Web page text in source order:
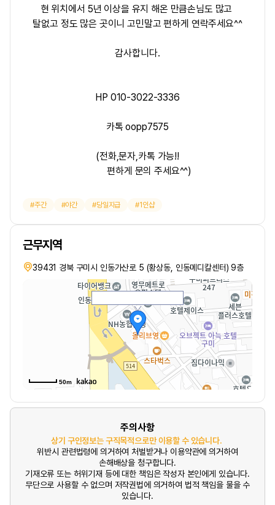
현 위치에서 5년 이상을 유지 해온 만큼손님도 많고
탈없고 정도 많은 곳이니 고민말고 편하게 연락주세요^^
감사합니다.
HP 010-3022-3336
카톡 oopp7575
(전화,문자,카톡 가능!!
편하게 문의 주세요^^)
주간 야간 당일지급 1인샵
근무지역
39431 경북 구미시 인동가산로 5 (황상동, 인동메디칼센터) 9층
50m
주의사항
상기 구인정보는 구직목적으로만 이용할 수 있습니다.
위반시 관련법령에 의거하여 처벌받거나 이용약관에 의거하여
손해배상을 청구합니다.
기재오류 또는 허위기재 등에 대한 책임은 작성자 본인에게 있습니다.
무단으로 사용할 수 없으며 저작권법에 의거하여 법적 책임을 물을 수
있습니다.